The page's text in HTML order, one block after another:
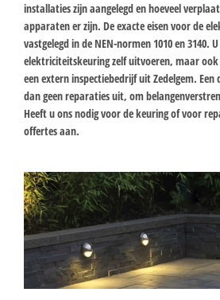
installaties zijn aangelegd en hoeveel
apparaten er zijn. De exacte eisen voor de
vastgelegd in de NEN-normen 1010 en 3140.
elektriciteitskeuring zelf uitvoeren, maar
een extern inspectiebedrijf uit Zedelgem.
dan geen reparaties uit, om
Heeft u ons nodig voor de keuring of voor
offertes aan.